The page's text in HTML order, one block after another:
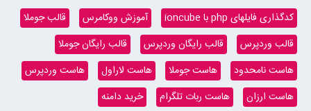
کدگذاری فایلهای php با ioncube آموزش ووکامرس
قالب جوملا
قالب وردپرس
قالب رایگان وردپرس
قالب رایگان جوملا
هاست نامحدود
هاست جوملا هاست لاراول
هاست وردپرس
هاست ارزان
هاست ربات تلگرام خرید دامنه